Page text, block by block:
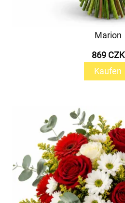
Marion
869 CZK
Kaufen